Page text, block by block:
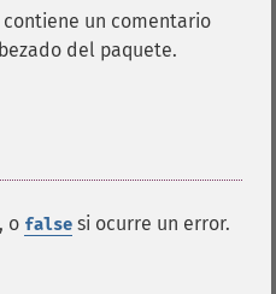
un comentario
del paquete.
o false si ocurre un error.